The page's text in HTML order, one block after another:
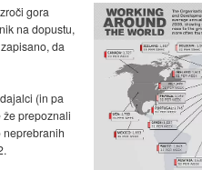
gora
na dopustu,
da
(in pa
prepoznali
neprebranih